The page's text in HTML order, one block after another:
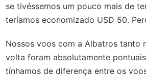
se tivéssemos um pouco mais de
teríamos economizado USD 50.
Nossos voos com a Albatros tanto
volta foram absolutamente
tínhamos de diferença entre os